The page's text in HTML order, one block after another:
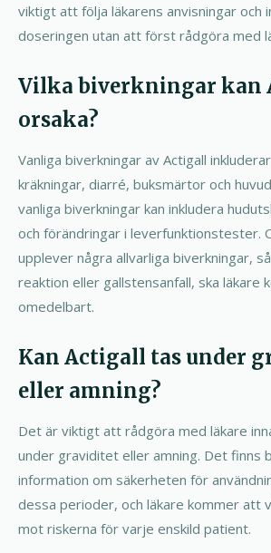
viktigt att följa läkarens anvisningar och
doseringen utan att först rådgöra med
Vilka biverkningar kan
orsaka?
Vanliga biverkningar av Actigall
kräkningar, diarré, buksmärtor och
vanliga biverkningar kan inkludera
och förändringar i leverfunktionstester.
upplever några allvarliga biverkningar,
reaktion eller gallstensanfall, ska läkare
omedelbart.
Kan Actigall tas under
eller amning?
Det är viktigt att rådgöra med läkare
under graviditet eller amning. Det finns
information om säkerheten för
dessa perioder, och läkare kommer att
mot riskerna för varje enskild patient.